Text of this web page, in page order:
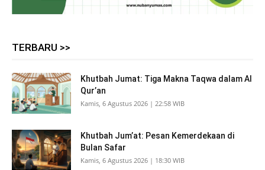
TERBARU >>
Khutbah Jumat: Tiga Makna Taqwa dalam Al
Qur’an
Kamis, 6 Agustus 2026 | 22:58 WIB
Khutbah Jum’at: Pesan Kemerdekaan di
Bulan Safar
Kamis, 6 Agustus 2026 | 18:30 WIB